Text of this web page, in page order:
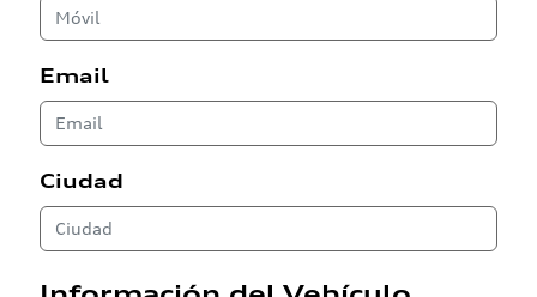
Email
Ciudad